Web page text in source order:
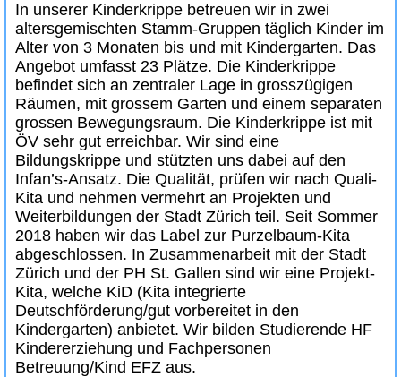
In unserer Kinderkrippe betreuen wir in zwei
altersgemischten Stamm-Gruppen täglich Kinder im
Alter von 3 Monaten bis und mit Kindergarten. Das
Angebot umfasst 23 Plätze. Die Kinderkrippe
befindet sich an zentraler Lage in grosszügigen
Räumen, mit grossem Garten und einem separaten
grossen Bewegungsraum. Die Kinderkrippe ist mit
ÖV sehr gut erreichbar. Wir sind eine
Bildungskrippe und stützten uns dabei auf den
Infan’s-Ansatz. Die Qualität, prüfen wir nach Quali-
Kita und nehmen vermehrt an Projekten und
Weiterbildungen der Stadt Zürich teil. Seit Sommer
2018 haben wir das Label zur Purzelbaum-Kita
abgeschlossen. In Zusammenarbeit mit der Stadt
Zürich und der PH St. Gallen sind wir eine Projekt-
Kita, welche KiD (Kita integrierte
Deutschförderung/gut vorbereitet in den
Kindergarten) anbietet. Wir bilden Studierende HF
Kindererziehung und Fachpersonen
Betreuung/Kind EFZ aus.